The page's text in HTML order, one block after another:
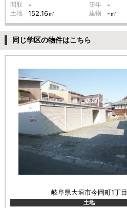
間取 - 築年 -
土地 152.16㎡ 建物 -㎡
同じ学区の物件はこちら
岐阜県大垣市今岡町1丁目
土地